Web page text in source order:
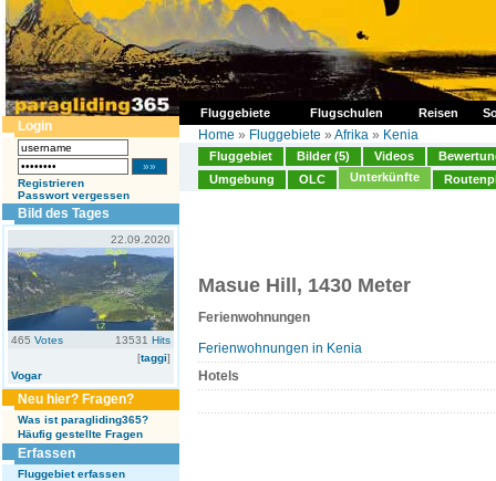
Fluggebiete Flugschulen Reisen
Login
Registrieren
Passwort vergessen
Bild des Tages
22.09.2020
465 Votes 13531 Hits
[taggi]
Vogar
Neu hier? Fragen?
Was ist paragliding365?
Häufig gestellte Fragen
Erfassen
Fluggebiet erfassen
Home » Fluggebiete » Afrika » Kenia
Fluggebiet Bilder (5) Videos
Umgebung
OLC Unterkünfte
Masue Hill, 1430 Meter
Ferienwohnungen
Ferienwohnungen in Kenia
Hotels